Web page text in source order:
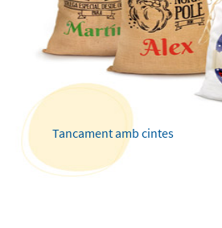
Tancament amb cintes